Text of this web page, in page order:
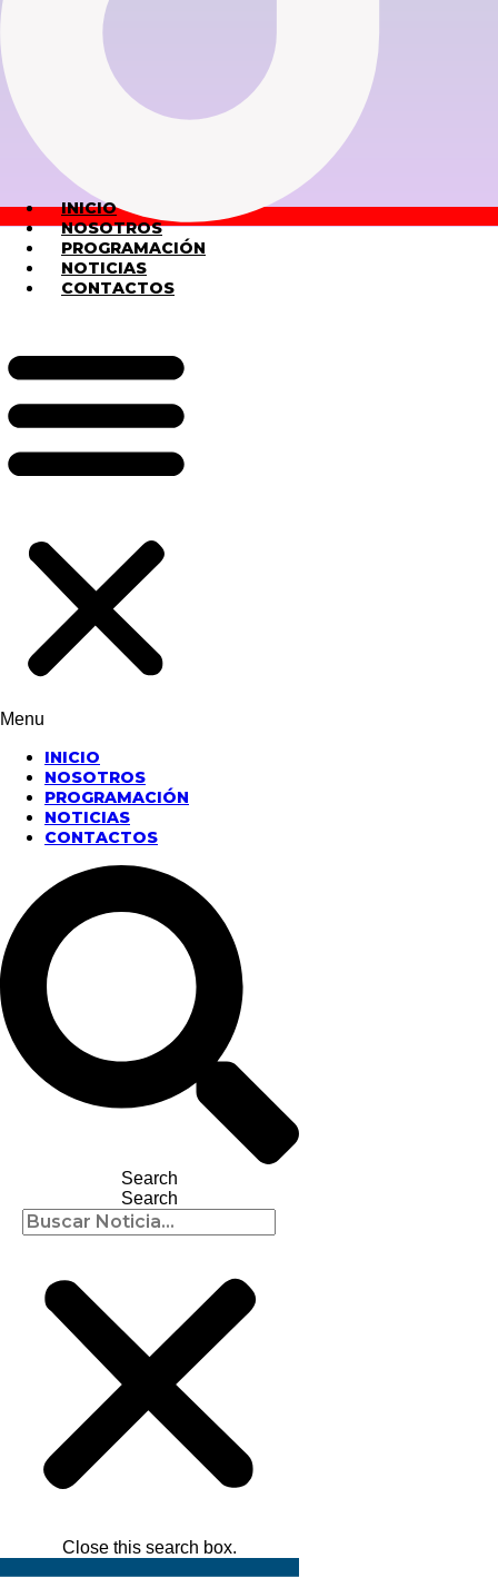
INICIO
NOSOTROS
PROGRAMACIÓN
NOTICIAS
CONTACTOS
Menu
INICIO
NOSOTROS
PROGRAMACIÓN
NOTICIAS
CONTACTOS
Search
Search
Close this search box.